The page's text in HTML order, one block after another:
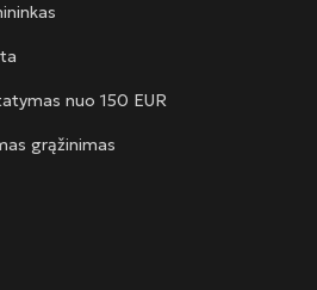
nuo 150 EUR
grąžinimas